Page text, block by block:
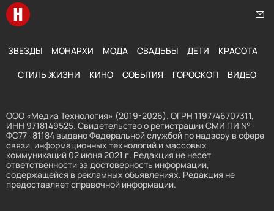
Перейти на главную
ЗВЕЗДЫ МОНАРХИ МОДА СВАДЬБЫ ДЕТИ КРАСОТА
СТИЛЬ ЖИЗНИ КИНО СОБЫТИЯ ГОРОСКОП ВИДЕО
ООО «Медиа Технология» (2019-2026). ОГРН 1197746707311,
ИНН 9718149525. Свидетельство о регистрации СМИ ПИ №
ФС77- 81184 выдано Федеральной службой по надзору в сфере
связи, информационных технологий и массовых
коммуникаций 02 июня 2021 г. Редакция не несет
ответственности за достоверность информации,
содержащейся в рекламных объявлениях. Редакция не
предоставляет справочной информации.